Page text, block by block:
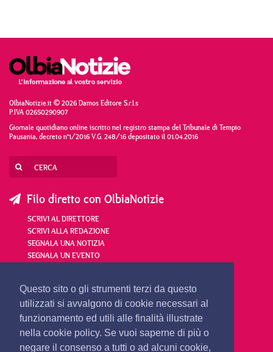
Questo sito o gli strumenti terzi da questo
utilizzati si avvalgono di cookie necessari al
funzionamento ed utili alle finalità illustrate
nella cookie policy. Se vuoi saperne di più o
negare il consenso a tutti o ad alcuni cookie,
OlbiaNotizie.it © 2026 Damos Editore S.r.l.s
P.IVA 02650290907
Giornale quotidiano online iscritto nel registro stampa del Tribunale di Tempio
Pausania, decreto n°1/2016 V.G. 248/16 depositato il 01.04.2016
Filo diretto con OlbiaNotizie
SCRIVI AL DIRETTORE
SCRIVI ALLA REDAZIONE
SEGNALA UNA NOTIZIA
SEGNALA UN EVENTO
redazione@olbianotizie.it